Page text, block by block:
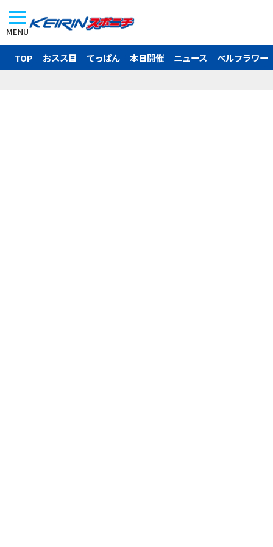
MENU
TOP おスス目 てっぱん 本日開催 ニュース ベルフラワー